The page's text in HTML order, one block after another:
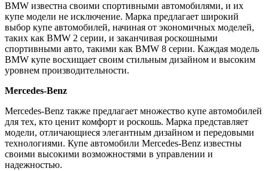
BMW известна своими спортивными автомобилями, и их
купе модели не исключение. Марка предлагает широкий
выбор купе автомобилей, начиная от экономичных моделей,
таких как BMW 2 серии, и заканчивая роскошными
спортивными авто, такими как BMW 8 серии. Каждая модель
BMW купе восхищает своим стильным дизайном и высоким
уровнем производительности.
Mercedes-Benz
Mercedes-Benz также предлагает множество купе автомобилей
для тех, кто ценит комфорт и роскошь. Марка представляет
модели, отличающиеся элегантным дизайном и передовыми
технологиями. Купе автомобили Mercedes-Benz известны
своими высокими возможностями в управлении и
надежностью.